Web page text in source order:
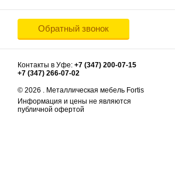
Обратный звонок
Контакты в Уфе: +7 (347) 200-07-15
+7 (347) 266-07-02
© 2026 . Металлическая мебель Fortis
Информация и цены не являются
публичной офертой